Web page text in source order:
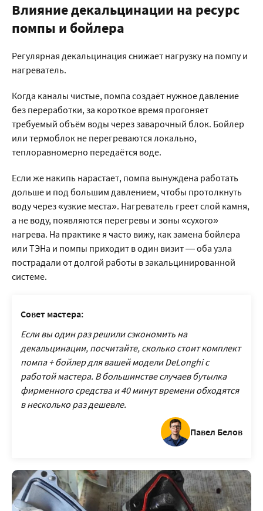
Влияние декальцинации на ресурс
помпы и бойлера
Регулярная декальцинация снижает нагрузку на помпу и
нагреватель.
Когда каналы чистые, помпа создаёт нужное давление
без переработки, за короткое время прогоняет
требуемый объём воды через заварочный блок. Бойлер
или термоблок не перегреваются локально,
теплоравномерно передаётся воде.
Если же накипь нарастает, помпа вынуждена работать
дольше и под большим давлением, чтобы протолкнуть
воду через «узкие места». Нагреватель греет слой камня,
а не воду, появляются перегревы и зоны «сухого»
нагрева. На практике я часто вижу, как замена бойлера
или ТЭНа и помпы приходит в один визит — оба узла
пострадали от долгой работы в закальцинированной
системе.
Совет мастера:
Если вы один раз решили сэкономить на
декальцинации, посчитайте, сколько стоит комплект
помпа + бойлер для вашей модели DeLonghi с
работой мастера. В большинстве случаев бутылка
фирменного средства и 40 минут времени обходятся
в несколько раз дешевле.
Павел Белов